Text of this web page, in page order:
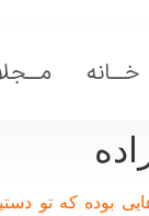
خـــانه
بوده که تو